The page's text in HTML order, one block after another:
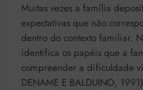
Muitas vezes a família
expectativas que não
dentro do contexto familiar.
identifica os papéis que a
compreender a dificuldade
DENAME E BALDUINO,